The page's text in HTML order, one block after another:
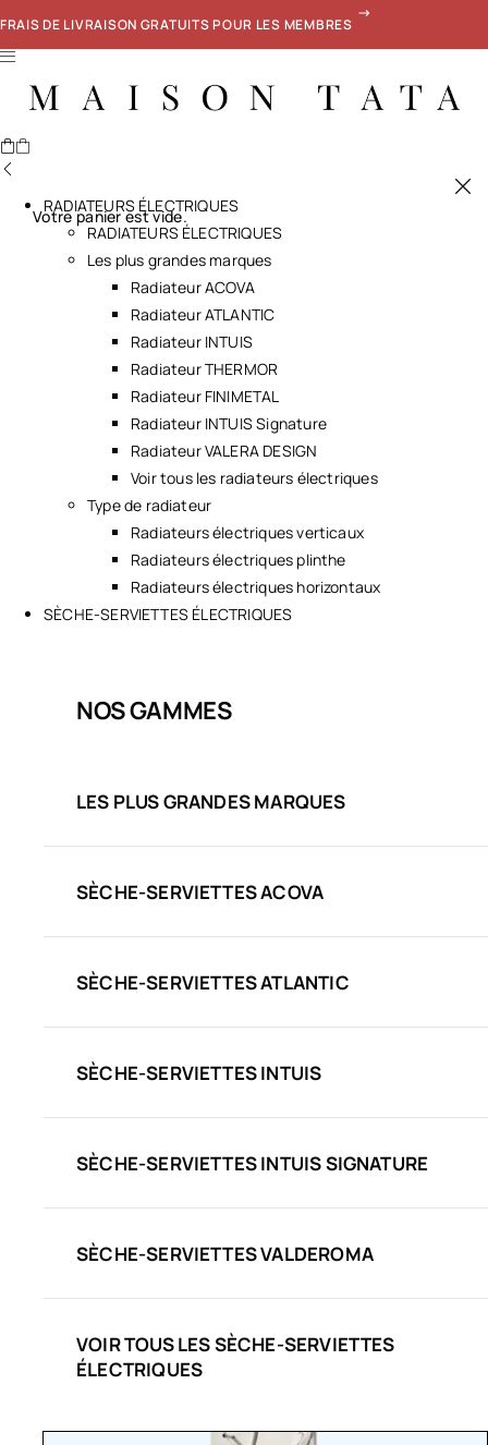
FRAIS DE LIVRAISON GRATUITS POUR LES MEMBRES
Votre panier est vide.
RADIATEURS ÉLECTRIQUES
RADIATEURS ÉLECTRIQUES
Les plus grandes marques
Radiateur ACOVA
Radiateur ATLANTIC
Radiateur INTUIS
Radiateur THERMOR
Radiateur FINIMETAL
Radiateur INTUIS Signature
Radiateur VALERA DESIGN
Voir tous les radiateurs électriques
Type de radiateur
Radiateurs électriques verticaux
Radiateurs électriques plinthe
Radiateurs électriques horizontaux
SÈCHE-SERVIETTES ÉLECTRIQUES
NOS GAMMES
LES PLUS GRANDES MARQUES
SÈCHE-SERVIETTES ACOVA
SÈCHE-SERVIETTES ATLANTIC
SÈCHE-SERVIETTES INTUIS
SÈCHE-SERVIETTES INTUIS SIGNATURE
SÈCHE-SERVIETTES VALDEROMA
VOIR TOUS LES SÈCHE-SERVIETTES
ÉLECTRIQUES